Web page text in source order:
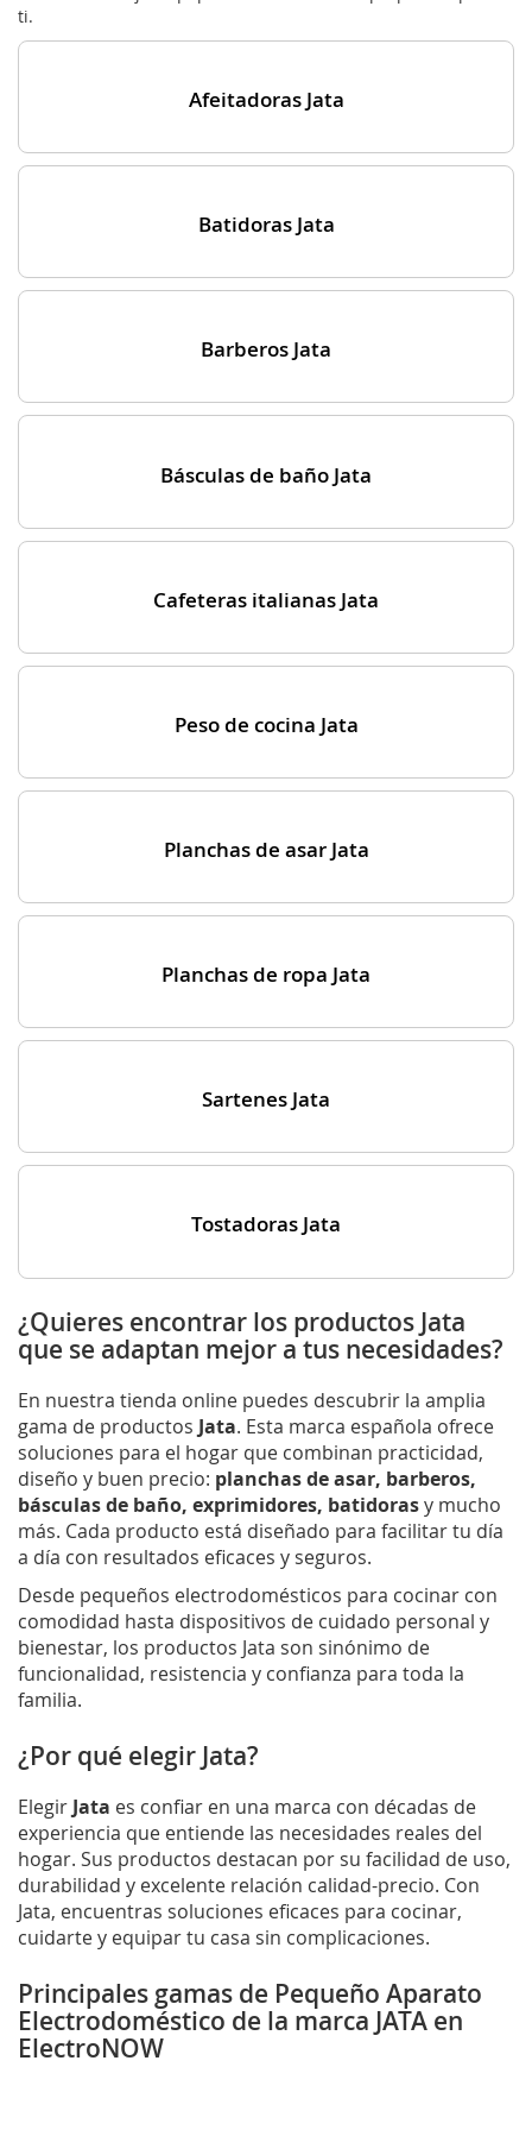
ti.
Afeitadoras Jata
Batidoras Jata
Barberos Jata
Básculas de baño Jata
Cafeteras italianas Jata
Peso de cocina Jata
Planchas de asar Jata
Planchas de ropa Jata
Sartenes Jata
Tostadoras Jata
¿Quieres encontrar los productos Jata
que se adaptan mejor a tus necesidades?
En nuestra tienda online puedes descubrir la amplia
gama de productos Jata. Esta marca española ofrece
soluciones para el hogar que combinan practicidad,
diseño y buen precio: planchas de asar, barberos,
básculas de baño, exprimidores, batidorasy mucho
más. Cada producto está diseñado para facilitar tu día
a día con resultados eficaces y seguros.
Desde pequeños electrodomésticos para cocinar con
comodidad hasta dispositivos de cuidado personal y
bienestar, los productos Jata son sinónimo de
funcionalidad, resistencia y confianza para toda la
familia.
¿Por qué elegir Jata?
Elegir Jata es confiar en una marca con décadas de
experiencia que entiende las necesidades reales del
hogar. Sus productos destacan por su facilidad de uso,
durabilidad y excelente relación calidad-precio. Con
Jata, encuentras soluciones eficaces para cocinar,
cuidarte y equipar tu casa sin complicaciones.
Principales gamas de Pequeño Aparato
Electrodoméstico de la marca JATA en
ElectroNOW